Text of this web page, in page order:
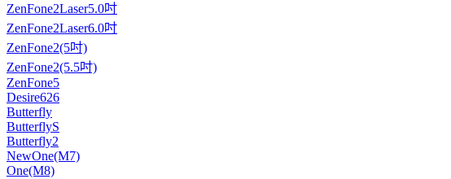
ZenFone2Laser5.0吋
ZenFone2Laser6.0吋
ZenFone2(5吋)
ZenFone2(5.5吋)
ZenFone5
Desire626
Butterfly
ButterflyS
Butterfly2
NewOne(M7)
One(M8)